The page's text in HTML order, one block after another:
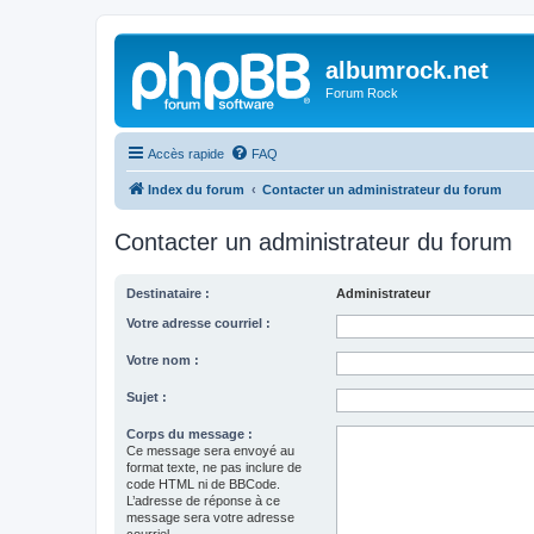
albumrock.net
Forum Rock
Accès rapide FAQ
Index du forum Contacter un administrateur du forum
Contacter un administrateur du forum
Destinataire : Administrateur
Votre adresse courriel :
Votre nom :
Sujet :
Corps du message :
Ce message sera envoyé au
format texte, ne pas inclure de
code HTML ni de BBCode.
L’adresse de réponse à ce
message sera votre adresse